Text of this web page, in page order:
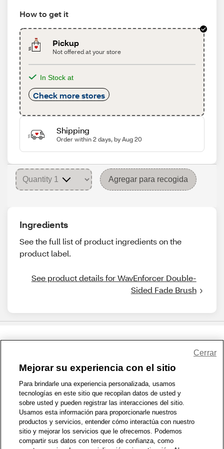
How to get it
Pickup
Not offered at your store
In Stock at
Check more stores
Shipping
Order within 2 days, by Aug 20
Agregar para recogida
Ingredients
See the full list of product ingredients on the
product label.
See product details for WavEnforcer Double-
Sided Fade Brush
1-800-679-9691 | Contáctenos | Términos de Uso | Accesibilidad
Política de Privacidad | WA Privacy Policy | Mapa del sitio
Zona de Bienestar | © 1999 - 2026 CVS.com
Mejorar su experiencia con el sitio
Para brindarle una experiencia personalizada, usamos
tecnologías en este sitio que recopilan datos de usted y
sobre usted y pueden registrar las interacciones del sitio.
Usamos esta información para proporcionarle nuestros
productos y servicios, entender cómo interactúa con nuestro
sitio y mejorar los servicios que le ofrecemos. Podemos
compartir sus datos con terceros de confianza, como
Cerrar